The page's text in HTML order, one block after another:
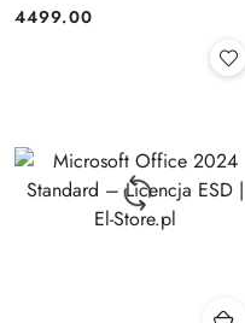
Win 11 | Mysz+ klawiatura 3 lata
Cena:
4499.00